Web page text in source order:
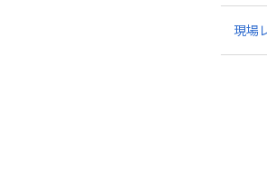
現場